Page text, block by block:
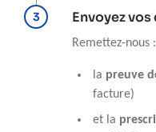
Envoyez
Remettez-nous :
la preuve
facture)
et la